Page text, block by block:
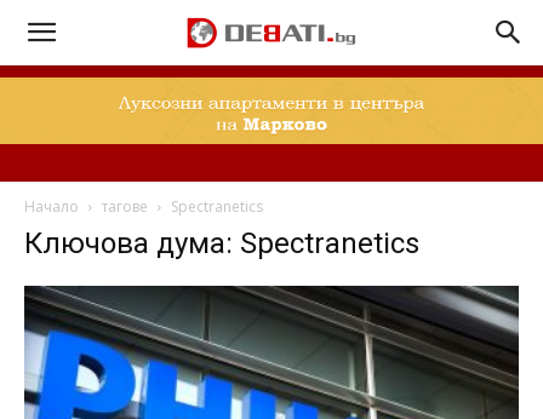
Начало тагове Spectranetics
Ключова дума: Spectranetics